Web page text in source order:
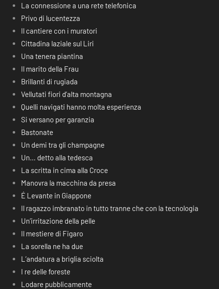
La connessione a una rete telefonica
Privo di lucentezza
Il cantiere con i muratori
Cittadina laziale sul Liri
Una tenera piantina
Il marito della Frau
Brillanti di rugiada
Vellutati fiori d’alta montagna
Quelli navigati hanno molta esperienza
Si versano per garanzia
Bastonate
Un demi tra gli champagne
Un… detto alla tedesca
La scritta in cima alla Croce
Manovra la macchina da presa
É Levante in Giappone
Il ragazzo imbranato in tutto tranne che con la tecnologia
Un’irritazione della pelle
Il mestiere di Figaro
La sorella ne ha due
L’andatura a briglia sciolta
I re delle foreste
Lodare pubblicamente